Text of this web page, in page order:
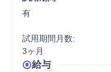
有
試用期間月数:
3ヶ月
給与